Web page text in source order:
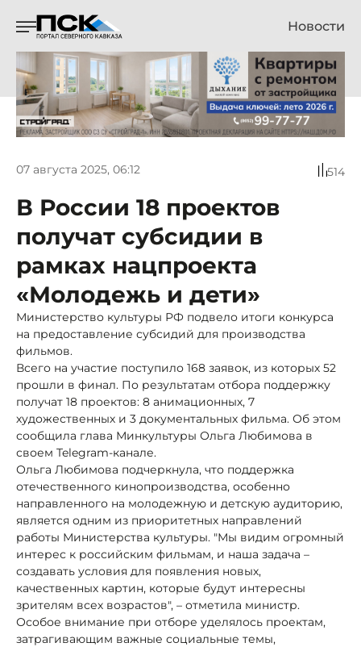
Новости
07 августа 2025, 06:12 514
В России 18 проектов
получат субсидии в
рамках нацпроекта
«Молодежь и дети»
Министерство культуры РФ подвело итоги конкурса
на предоставление субсидий для производства
фильмов.
Всего на участие поступило 168 заявок, из которых 52
прошли в финал. По результатам отбора поддержку
получат 18 проектов: 8 анимационных, 7
художественных и 3 документальных фильма. Об этом
сообщила глава Минкультуры Ольга Любимова в
своем Telegram-канале.
Ольга Любимова подчеркнула, что поддержка
отечественного кинопроизводства, особенно
направленного на молодежную и детскую аудиторию,
является одним из приоритетных направлений
работы Министерства культуры. "Мы видим огромный
интерес к российским фильмам, и наша задача –
создавать условия для появления новых,
качественных картин, которые будут интересны
зрителям всех возрастов", – отметила министр.
Особое внимание при отборе уделялось проектам,
затрагивающим важные социальные темы,